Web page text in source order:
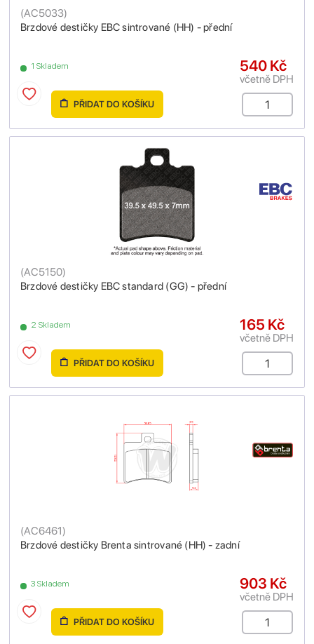
Brzdové destičky EBC sintrované (HH) - přední
(AC5033)
1 Skladem 540 Kč
včetně DPH
PŘIDAT DO KOŠÍKU
Brzdové destičky EBC standard (GG) - přední
(AC5150)
2 Skladem 165 Kč
včetně DPH
PŘIDAT DO KOŠÍKU
Brzdové destičky Brenta sintrované (HH) - zadní
(AC6461)
3 Skladem 903 Kč
včetně DPH
PŘIDAT DO KOŠÍKU